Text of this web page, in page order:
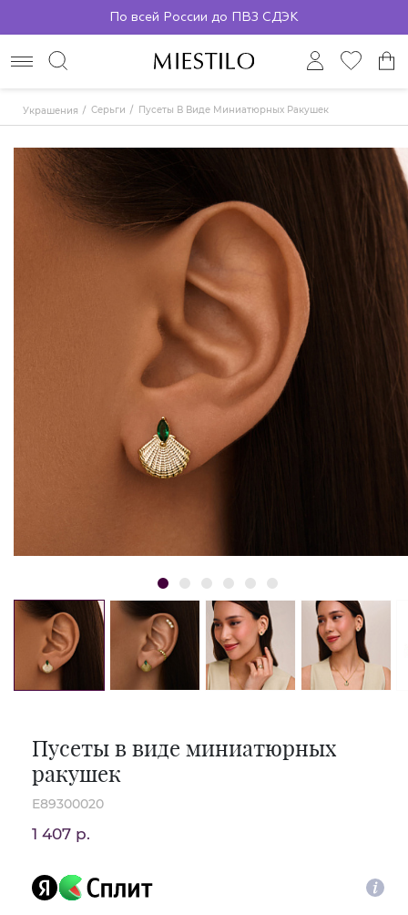
По всей России до ПВЗ СДЭК
Украшения Серьги Пусеты В Виде Миниатюрных Ракушек
Пусеты в виде миниатюрных
ракушек
E89300020
1 407 р.